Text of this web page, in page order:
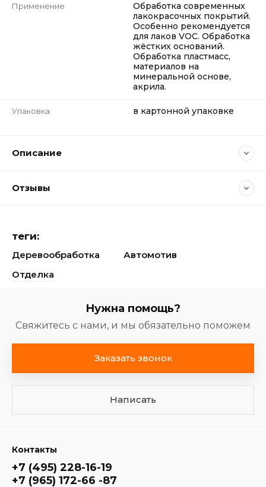
Применение
Обработка современных
лакокрасочных покрытий.
Особенно рекомендуется
для лаков VOC. Обработка
жёстких оснований.
Обработка пластмасс,
материалов на
минеральной основе,
акрила.
Упаковка в картонной упаковке
Описание
Отзывы
теги:
Деревообработка
Автомотив
Отделка
Нужна помощь?
Свяжитесь с нами, и мы обязательно поможем
Заказать звонок
Написать
Контакты
+7 (495) 228-16-19
+7 (965) 172-66 -87